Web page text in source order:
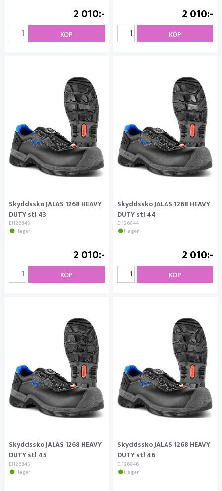
2 010
KÖP
2 010
KÖP
Skyddssko JALAS 1268 HEAVY
DUTY stl 43
EJ126843
I lager
2 010
KÖP
Skyddssko JALAS 1268 HEAVY
DUTY stl 44
EJ126844
I lager
2 010
KÖP
Skyddssko JALAS 1268 HEAVY
DUTY stl 45
EJ126845
I lager
Skyddssko JALAS 1268 HEAVY
DUTY stl 46
EJ126846
I lager